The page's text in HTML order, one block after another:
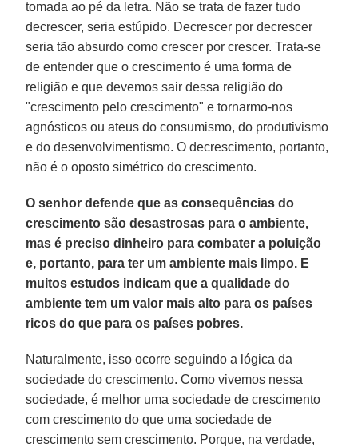
tomada ao pé da letra. Não se trata de fazer tudo
decrescer, seria estúpido. Decrescer por decrescer
seria tão absurdo como crescer por crescer. Trata-se
de entender que o crescimento é uma forma de
religião e que devemos sair dessa religião do
"crescimento pelo crescimento" e tornarmo-nos
agnósticos ou ateus do consumismo, do produtivismo
e do desenvolvimentismo. O decrescimento, portanto,
não é o oposto simétrico do crescimento.
O senhor defende que as consequências do
crescimento são desastrosas para o ambiente,
mas é preciso dinheiro para combater a poluição
e, portanto, para ter um ambiente mais limpo. E
muitos estudos indicam que a qualidade do
ambiente tem um valor mais alto para os países
ricos do que para os países pobres.
Naturalmente, isso ocorre seguindo a lógica da
sociedade do crescimento. Como vivemos nessa
sociedade, é melhor uma sociedade de crescimento
com crescimento do que uma sociedade de
crescimento sem crescimento. Porque, na verdade,